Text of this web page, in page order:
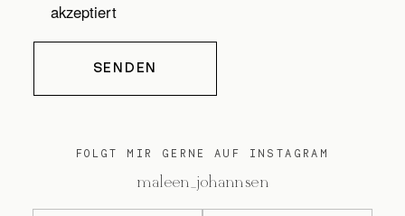
akzeptiert
Bitte lasse dieses Feld leer.
FOLGT MIR GERNE AUF INSTAGRAM
@maleen_johannsen